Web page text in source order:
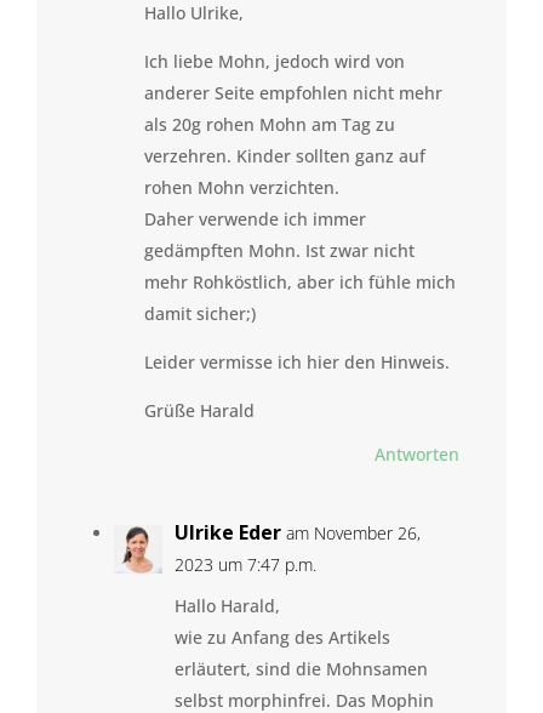
Hallo Ulrike,
Ich liebe Mohn, jedoch wird von
anderer Seite empfohlen nicht mehr
als 20g rohen Mohn am Tag zu
verzehren. Kinder sollten ganz auf
rohen Mohn verzichten.
Daher verwende ich immer
gedämpften Mohn. Ist zwar nicht
mehr Rohköstlich, aber ich fühle mich
damit sicher;)
Leider vermisse ich hier den Hinweis.
Grüße Harald
Antworten
Ulrike Eder am November 26,
2023 um 7:47 p.m.
Hallo Harald,
wie zu Anfang des Artikels
erläutert, sind die Mohnsamen
selbst morphinfrei. Das Mophin